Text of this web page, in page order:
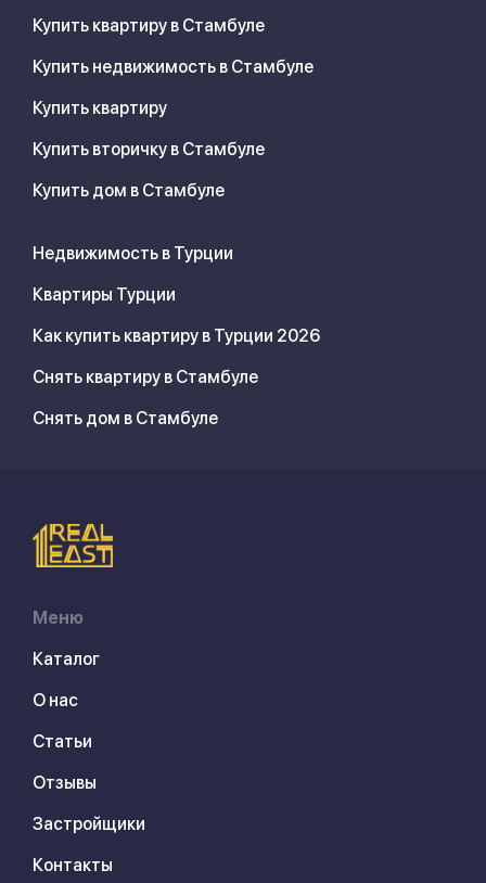
Купить квартиру в Стамбуле
Купить недвижимость в Стамбуле
Купить квартиру
Купить вторичку в Стамбуле
Купить дом в Стамбуле
Недвижимость в Турции
Квартиры Турции
Как купить квартиру в Турции 2026
Снять квартиру в Стамбуле
Снять дом в Стамбуле
Меню
Каталог
О нас
Статьи
Отзывы
Застройщики
Контакты